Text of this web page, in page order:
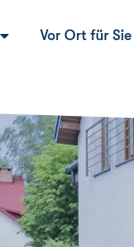
Vor Ort für Sie